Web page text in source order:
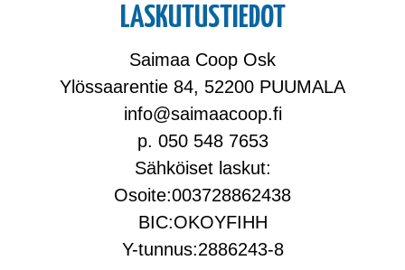
LASKUTUSTIEDOT
Saimaa Coop Osk
Ylössaarentie 84, 52200 PUUMALA
info@saimaacoop.fi
p. 050 548 7653
Sähköiset laskut:
Osoite:003728862438
BIC:OKOYFIHH
Y-tunnus:2886243-8